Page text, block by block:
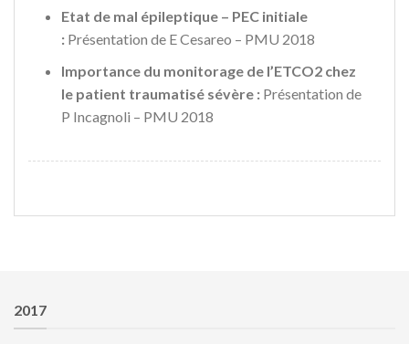
Etat de mal épileptique – PEC initiale
:Présentation de E Cesareo – PMU 2018
Importance du monitorage de l’ETCO2 chez
le patient traumatisé sévère : Présentation de
P Incagnoli – PMU 2018
2017